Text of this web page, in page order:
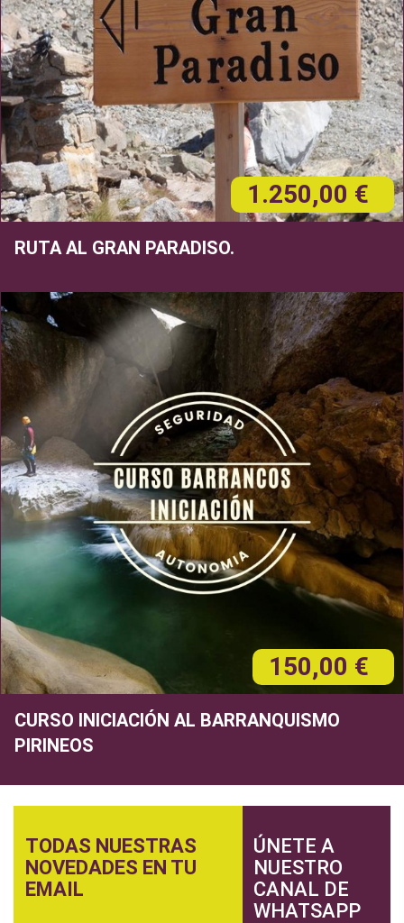
1.250,00 €
RUTA AL GRAN PARADISO.
150,00 €
CURSO INICIACIÓN AL BARRANQUISMO
PIRINEOS
TODAS NUESTRAS
NOVEDADES EN TU
EMAIL
ÚNETE A
NUESTRO
CANAL DE
WHATSAPP